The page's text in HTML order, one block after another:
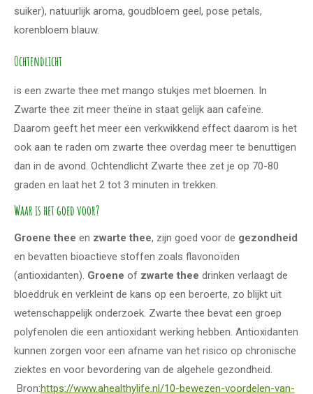
suiker), natuurlijk aroma, goudbloem geel, pose petals,
korenbloem blauw.
Ochtendlicht
is een zwarte thee met mango stukjes met bloemen. In
Zwarte thee zit meer theïne in staat gelijk aan cafeïne.
Daarom geeft het meer een verkwikkend effect daarom is het
ook aan te raden om zwarte thee overdag meer te benuttigen
dan in de avond. Ochtendlicht Zwarte thee zet je op 70-80
graden en laat het 2 tot 3 minuten in trekken.
Waar is het goed voor?
Groene thee en zwarte thee, zijn goed voor de gezondheid
en bevatten bioactieve stoffen zoals flavonoïden
(antioxidanten). Groene of zwarte thee drinken verlaagt de
bloeddruk en verkleint de kans op een beroerte, zo blijkt uit
wetenschappelijk onderzoek. Zwarte thee bevat een groep
polyfenolen die een antioxidant werking hebben. Antioxidanten
kunnen zorgen voor een afname van het risico op chronische
ziektes en voor bevordering van de algehele gezondheid.
Bron:https://www.ahealthylife.nl/10-bewezen-voordelen-van-